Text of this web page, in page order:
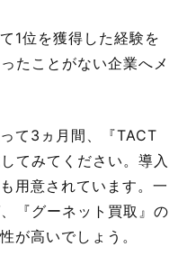
1位を獲得した経験を
たことがない企業へメ
て3ヵ月間、『TACT
てみてください。導入
用意されています。一
『グーネット買取』の
が高いでしょう。